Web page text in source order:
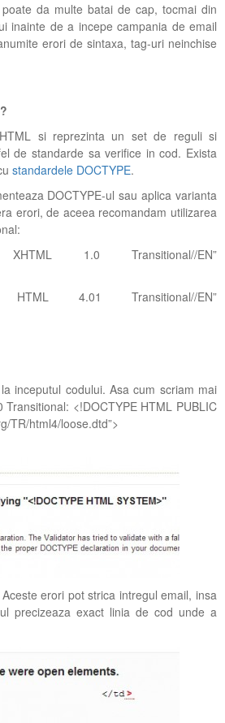
da multe batai de cap, tocmai din
inainte de a incepe campania de email
erori de sintaxa, tag-uri neinchise
si reprezinta un set de reguli si
de standarde sa verifice in cod. Exista
standardele DOCTYPE.
DOCTYPE-ul sau aplica varianta
erori, de aceea recomandam utilizarea
1.0 Transitional//EN”
4.01 Transitional//EN”
inceputul codului. Asa cum scriam mai
<!DOCTYPE HTML PUBLIC
TR/html4/loose.dtd”>
erori pot strica intregul email, insa
precizeaza exact linia de cod unde a